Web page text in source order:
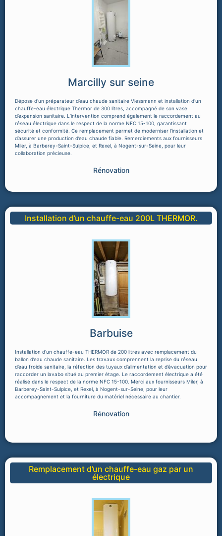
Marcilly sur seine
Dépose d’un préparateur d’eau chaude sanitaire Viessmann et installation d’un
chauffe-eau électrique Thermor de 300 litres, accompagné de son vase
d’expansion sanitaire. L’intervention comprend également le raccordement au
réseau électrique dans le respect de la norme NFC 15-100, garantissant
sécurité et conformité. Ce remplacement permet de moderniser l’installation et
d’assurer une production d’eau chaude fiable. Remerciements aux fournisseurs
Miler, à Barberey-Saint-Sulpice, et Rexel, à Nogent-sur-Seine, pour leur
collaboration précieuse.
Rénovation
Installation d’un chauffe-eau 200L THERMOR.
Barbuise
Installation d’un chauffe-eau THERMOR de 200 litres avec remplacement du
ballon d’eau chaude sanitaire. Les travaux comprennent la reprise du réseau
d’eau froide sanitaire, la réfection des tuyaux d’alimentation et d’évacuation pour
raccorder un lavabo situé au premier étage. Le raccordement électrique a été
réalisé dans le respect de la norme NFC 15-100. Merci aux fournisseurs Miler, à
Barberey-Saint-Sulpice, et Rexel, à Nogent-sur-Seine, pour leur
accompagnement et la fourniture du matériel nécessaire au chantier.
Rénovation
Remplacement d’un chauffe-eau gaz par un
électrique